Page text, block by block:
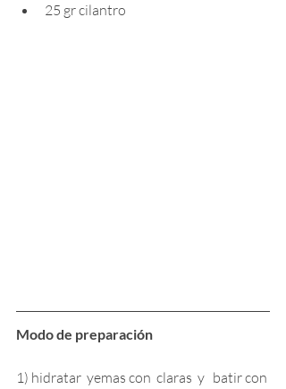
25 gr cilantro
Modo de preparación
1) hidratar  yemas con  claras  y   batir con